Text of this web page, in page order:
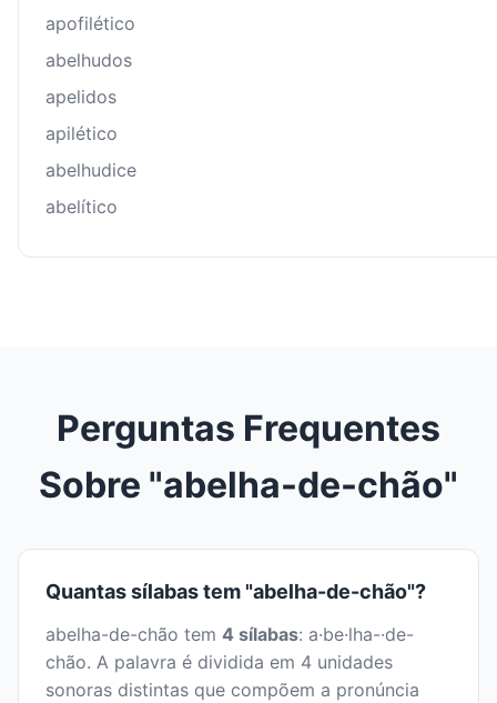
apofilético
abelhudos
apelidos
apilético
abelhudice
abelítico
Perguntas Frequentes
Sobre "abelha-de-chão"
Quantas sílabas tem "abelha-de-chão"?
abelha-de-chão tem 4 sílabas: a·be·lha-·de-
chão. A palavra é dividida em 4 unidades
sonoras distintas que compõem a pronúncia